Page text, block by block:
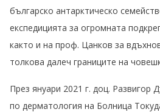
българско антарктическо
експедицията за огромната
както и на проф. Цанков за
толкова далеч границите на
През януари 2021 г. доц. Развигор
по дерматология на Болница